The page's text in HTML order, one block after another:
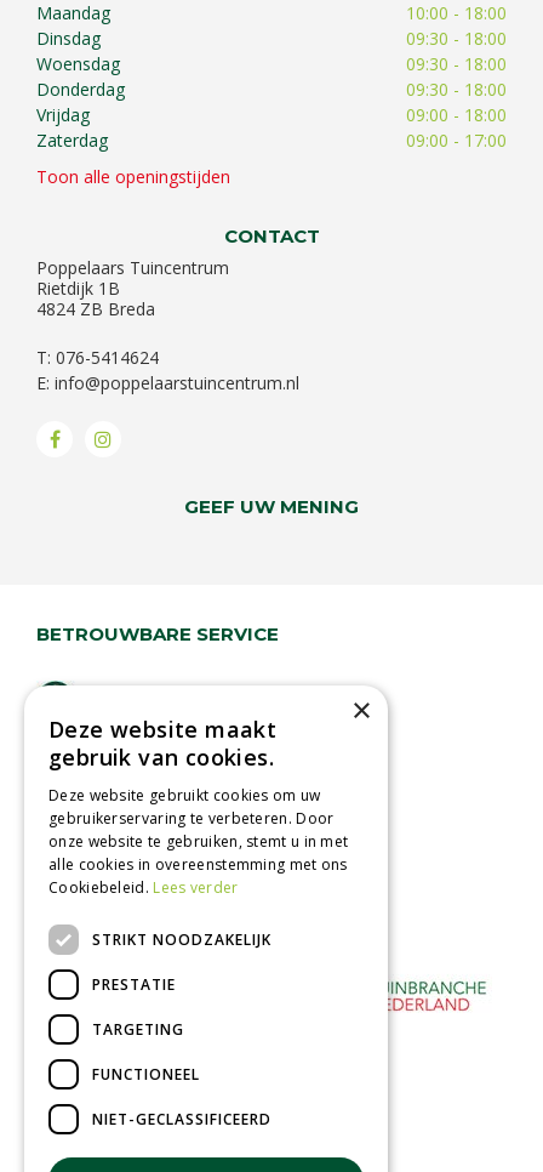
Maandag
10:00 - 18:00
Dinsdag
09:30 - 18:00
Woensdag
09:30 - 18:00
Donderdag
09:30 - 18:00
Vrijdag
09:00 - 18:00
Zaterdag
09:00 - 17:00
Toon alle openingstijden
CONTACT
Poppelaars Tuincentrum
Rietdijk 1B
4824 ZB Breda
T: 076-5414624
E: info@poppelaarstuincentrum.nl
GEEF UW MENING
BETROUWBARE SERVICE
Lage verzendkosten
Vandaag besteld
binnen 2 dagen ophalen!
Afhalen in tuincentrum
Betaal veilig
met iDeal - Wero
×
Deze website maakt
gebruik van cookies.
Deze website gebruikt cookies om uw
gebruikerservaring te verbeteren. Door
onze website te gebruiken, stemt u in met
alle cookies in overeenstemming met ons
Cookiebeleid. Lees verder
STRIKT NOODZAKELIJK
PRESTATIE
TARGETING
FUNCTIONEEL
NIET-GECLASSIFICEERD